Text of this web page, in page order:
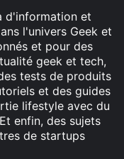
d'information et
l'univers Geek et
et pour des
geek et tech,
tests de produits
et des guides
lifestyle avec du
enfin, des sujets
de startups